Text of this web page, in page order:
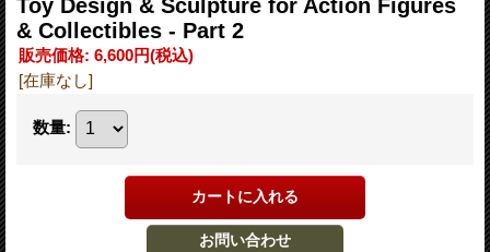
Toy Design & Sculpture for Action Figures
& Collectibles - Part 2
販売価格: 6,600円(税込)
[在庫なし]
数量: